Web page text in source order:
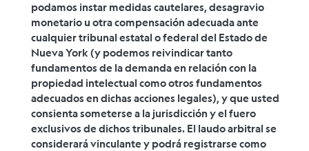
podamos instar medidas cautelares, desagravio
monetario u otra compensación adecuada ante
cualquier tribunal estatal o federal del Estado de
Nueva York (y podemos reivindicar tanto
fundamentos de la demanda en relación con la
propiedad intelectual como otros fundamentos
adecuados en dichas acciones legales), y que usted
consienta someterse a la jurisdicción y el fuero
exclusivos de dichos tribunales. El laudo arbitral se
considerará vinculante y podrá registrarse como